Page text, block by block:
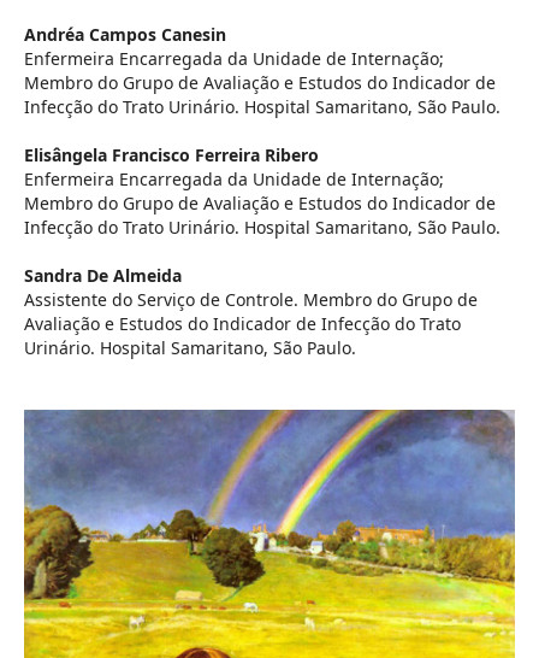
Andréa Campos Canesin
Enfermeira Encarregada da Unidade de Internação;
Membro do Grupo de Avaliação e Estudos do Indicador de
Infecção do Trato Urinário. Hospital Samaritano, São Paulo.
Elisângela Francisco Ferreira Ribero
Enfermeira Encarregada da Unidade de Internação;
Membro do Grupo de Avaliação e Estudos do Indicador de
Infecção do Trato Urinário. Hospital Samaritano, São Paulo.
Sandra De Almeida
Assistente do Serviço de Controle. Membro do Grupo de
Avaliação e Estudos do Indicador de Infecção do Trato
Urinário. Hospital Samaritano, São Paulo.